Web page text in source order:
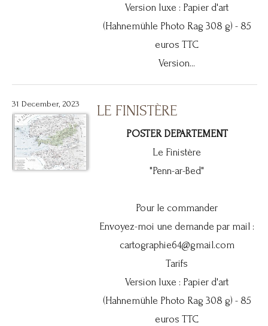
Version luxe : Papier d'art
(Hahnemühle Photo Rag 308 g) - 85
euros TTC
Version...
31 December, 2023 LE FINISTÈRE
POSTER DEPARTEMENT
Le Finistère
"Penn-ar-Bed"
Pour le commander
Envoyez-moi une demande par mail :
cartographie64@gmail.com
Tarifs
Version luxe : Papier d'art
(Hahnemühle Photo Rag 308 g) - 85
euros TTC